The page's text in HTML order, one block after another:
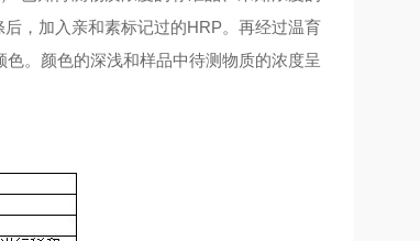
，加入亲和素标记过的HRP。再经过温育
。颜色的深浅和样品中待测物质的浓度呈